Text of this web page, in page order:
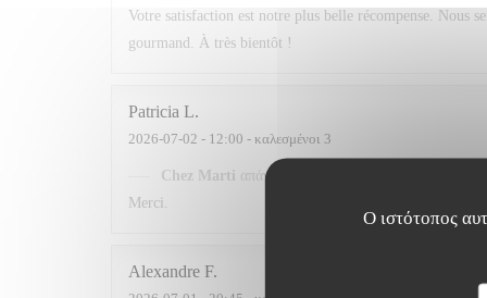
Ο ιστότοπος
Votre satisfaction est notre plus belle récompense. Nous
gourmand. À très bientôt !
Patricia L
2026-07-02 - 12:00 - καλεσμένοι 3
Chez Marti απάντησε σε αυτή την αξιολόγηση
Merci.
Alexandre F